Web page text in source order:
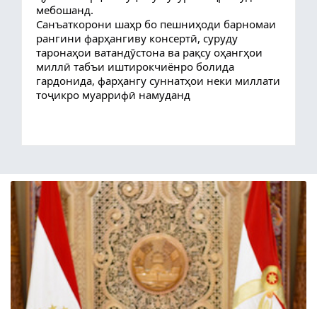
мебошанд.
Санъаткорони шаҳр бо пешниҳоди барномаи
рангини фарҳангиву консертӣ, суруду
таронаҳои ватандӯстона ва рақсу оҳангҳои
миллӣ табъи иштирокчиёнро болида
гардонида, фарҳангу суннатҳои неки миллати
тоҷикро муаррифӣ намуданд